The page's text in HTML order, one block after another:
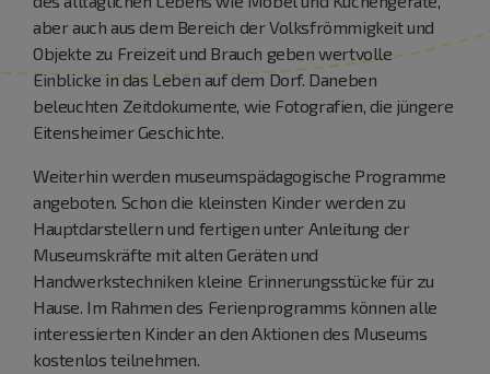
aber auch aus dem Bereich der Volksfrömmigkeit und
Objekte zu Freizeit und Brauch geben wertvolle
Einblicke in das Leben auf dem Dorf. Daneben
beleuchten Zeitdokumente, wie Fotografien, die jüngere
Eitensheimer Geschichte.
Weiterhin werden museumspädagogische Programme
angeboten. Schon die kleinsten Kinder werden zu
Hauptdarstellern und fertigen unter Anleitung der
Museumskräfte mit alten Geräten und
Handwerkstechniken kleine Erinnerungsstücke für zu
Hause. Im Rahmen des Ferienprogramms können alle
interessierten Kinder an den Aktionen des Museums
kostenlos teilnehmen.